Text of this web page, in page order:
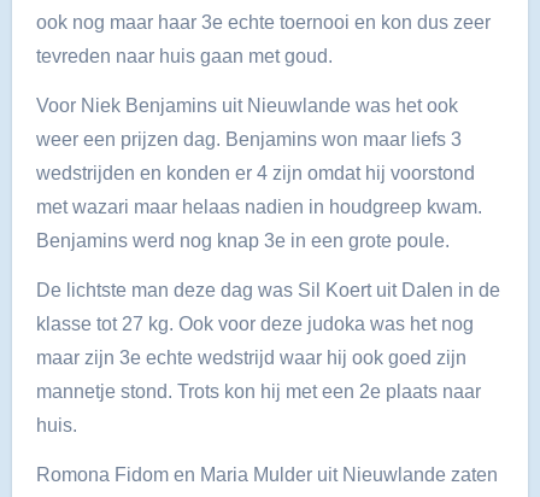
ook nog maar haar 3e echte toernooi en kon dus zeer
tevreden naar huis gaan met goud.
Voor Niek Benjamins uit Nieuwlande was het ook
weer een prijzen dag. Benjamins won maar liefs 3
wedstrijden en konden er 4 zijn omdat hij voorstond
met wazari maar helaas nadien in houdgreep kwam.
Benjamins werd nog knap 3e in een grote poule.
De lichtste man deze dag was Sil Koert uit Dalen in de
klasse tot 27 kg. Ook voor deze judoka was het nog
maar zijn 3e echte wedstrijd waar hij ook goed zijn
mannetje stond. Trots kon hij met een 2e plaats naar
huis.
Romona Fidom en Maria Mulder uit Nieuwlande zaten